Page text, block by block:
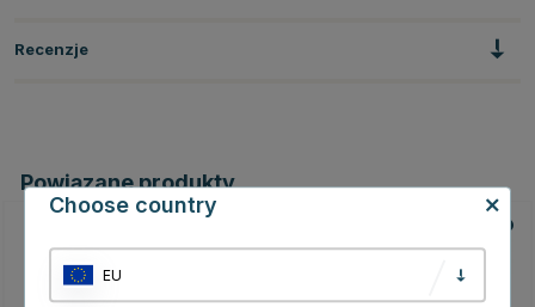
Recenzje
Powiązane produkty
15
Choose country
EU